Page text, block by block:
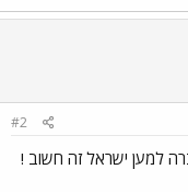
#2